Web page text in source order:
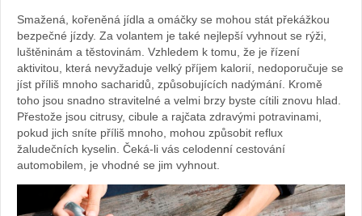
Smažená, kořeněná jídla a omáčky se mohou stát překážkou
bezpečné jízdy. Za volantem je také nejlepší vyhnout se rýži,
luštěninám a těstovinám. Vzhledem k tomu, že je řízení
aktivitou, která nevyžaduje velký příjem kalorií, nedoporučuje se
jíst příliš mnoho sacharidů, způsobujících nadýmání. Kromě
toho jsou snadno stravitelné a velmi brzy byste cítili znovu hlad.
Přestože jsou citrusy, cibule a rajčata zdravými potravinami,
pokud jich sníte příliš mnoho, mohou způsobit reflux
žaludečních kyselin. Čeká-li vás celodenní cestování
automobilem, je vhodné se jim vyhnout.